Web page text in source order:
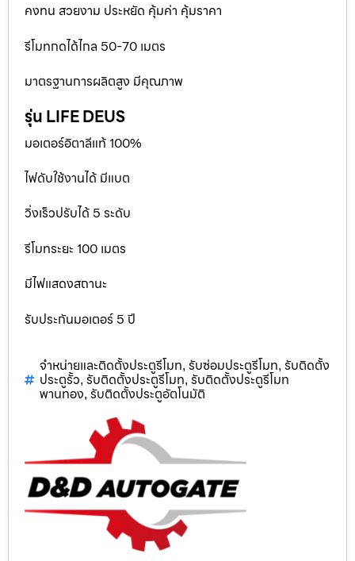
คงทน สวยงาม ประหยัด คุ้มค่า คุ้มราคา
รีโมทกดได้ไกล 50-70 เมตร
มาตรฐานการผลิตสูง มีคุณภาพ
รุ่น LIFE DEUS
มอเตอร์อิตาลีแท้ 100%
ไฟดับใช้งานได้ มีแบต
วิ่งเร็วปรับได้ 5 ระดับ
รีโมทระยะ 100 เมตร
มีไฟแสดงสถานะ
รับประกันมอเตอร์ 5 ปี
จำหน่ายและติดตั้งประตูรีโมท, รับซ่อมประตูรีโมท, รับติดตั้ง
ประตูรั้ว, รับติดตั้งประตูรีโมท, รับติดตั้งประตูรีโมท
พานทอง, รับติดตั้งประตูอัตโนมัติ